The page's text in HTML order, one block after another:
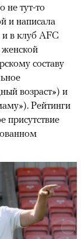
не тут-то
и написала
в клуб AFC
женской
составу
возраст») и
Рейтинги
присутствие